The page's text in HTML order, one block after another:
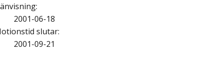
:
2001-06-18
slutar:
2001-09-21